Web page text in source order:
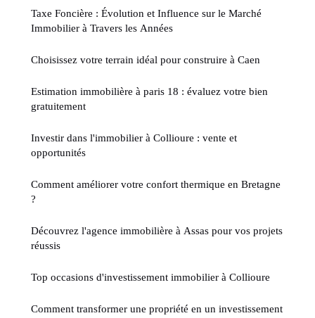
Taxe Foncière : Évolution et Influence sur le Marché
Immobilier à Travers les Années
Choisissez votre terrain idéal pour construire à Caen
Estimation immobilière à paris 18 : évaluez votre bien
gratuitement
Investir dans l'immobilier à Collioure : vente et
opportunités
Comment améliorer votre confort thermique en Bretagne
?
Découvrez l'agence immobilière à Assas pour vos projets
réussis
Top occasions d'investissement immobilier à Collioure
Comment transformer une propriété en un investissement